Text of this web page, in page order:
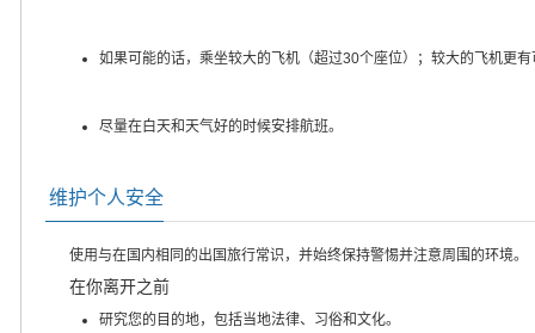
如果可能的话，乘坐较大的飞机（超过30个座位）；较大的飞机更
尽量在白天和天气好的时候安排航班。
维护个人安全
使用与在国内相同的出国旅行常识，并始终保持警惕并注意周围的环境。
在你离开之前
研究您的目的地，包括当地法律、习俗和文化。